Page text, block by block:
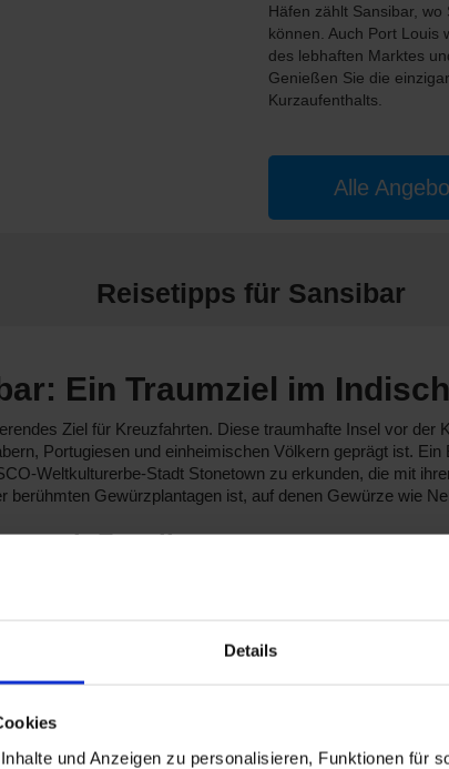
Details
und Anzeigen zu personalisieren, Funktionen für
Häfen zählt Sansibar,
können. Auch Port Louis
des lebhaften Marktes
Genießen Sie die
Kurzaufenthalts.
Alle
Reisetipps für Sansibar
Ein Traumziel im
Ziel für Kreuzfahrten. Diese traumhafte Insel vor der
Portugiesen und einheimischen Völkern geprägt ist.
Weltkulturerbe-Stadt Stonetown zu erkunden, die mit
Gewürzplantagen ist, auf denen Gewürze wie
nach Zanzibar
renommierte Reedereien. Hier sind die wichtigsten:
Küche und lokale Spezialitäten anbieten.
1 Schiff, das Zanzibar besucht. Die
überzeugt
statt.
nach Zanzibar